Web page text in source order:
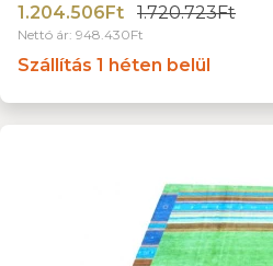
1.204.506Ft 1.720.723Ft
Nettó ár: 948.430Ft
Szállítás 1 héten belül